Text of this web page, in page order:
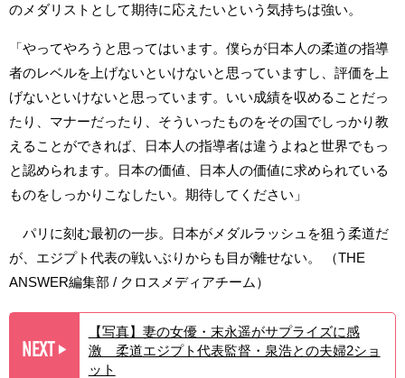
のメダリストとして期待に応えたいという気持ちは強い。
「やってやろうと思ってはいます。僕らが日本人の柔道の指導
者のレベルを上げないといけないと思っていますし、評価を上
げないといけないと思っています。いい成績を収めることだっ
たり、マナーだったり、そういったものをその国でしっかり教
えることができれば、日本人の指導者は違うよねと世界でもっ
と認められます。日本の価値、日本人の価値に求められている
ものをしっかりこなしたい。期待してください」
パリに刻む最初の一歩。日本がメダルラッシュを狙う柔道だ
が、エジプト代表の戦いぶりからも目が離せない。 （THE
ANSWER編集部 / クロスメディアチーム）
NEXT ▶︎
【写真】妻の女優・末永遥がサプライズに感
激 柔道エジプト代表監督・泉浩との夫婦2ショ
ット